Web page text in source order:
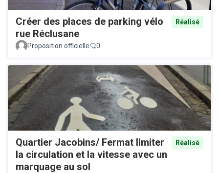
Créer des places de parking vélo
rue Réclusane
Réalisé
Proposition officielle 0
Quartier Jacobins/ Fermat limiter
la circulation et la vitesse avec un
marquage au sol
Réalisé